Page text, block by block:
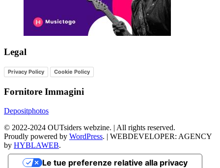
Legal
Privacy Policy Cookie Policy
Fornitore Immagini
Depositphotos
© 2022-2024 OUTsiders webzine. | All rights reserved.
Proudly powered by WordPress. | WEBDEVELOPER: AGENCY
by HYBLAWEB.
Le tue preferenze relative alla privacy